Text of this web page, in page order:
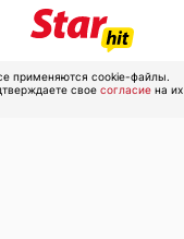
применяются cookie-файлы.
свое согласие на их